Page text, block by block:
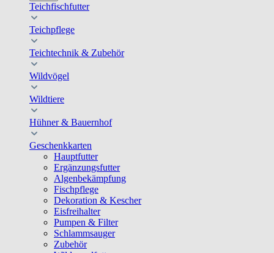
Teichfischfutter
Teichpflege
Teichtechnik & Zubehör
Wildvögel
Wildtiere
Hühner & Bauernhof
Geschenkkarten
Hauptfutter
Ergänzungsfutter
Algenbekämpfung
Fischpflege
Dekoration & Kescher
Eisfreihalter
Pumpen & Filter
Schlammsauger
Zubehör